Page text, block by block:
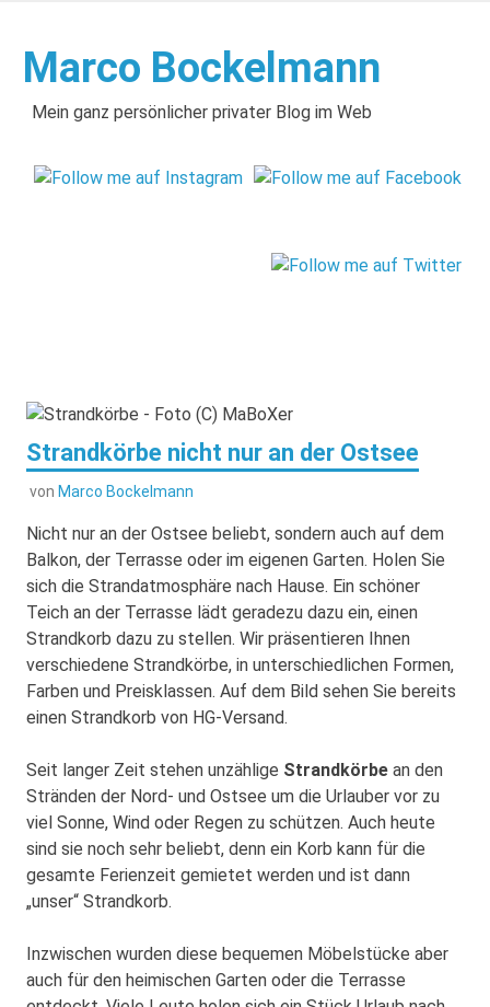
springen
Marco Bockelmann
Mein ganz persönlicher privater Blog im Web
Strandkörbe nicht nur an der Ostsee
von Marco Bockelmann
Nicht nur an der Ostsee beliebt, sondern auch auf dem
Balkon, der Terrasse oder im eigenen Garten. Holen Sie
sich die Strandatmosphäre nach Hause. Ein schöner
Teich an der Terrasse lädt geradezu dazu ein, einen
Strandkorb dazu zu stellen. Wir präsentieren Ihnen
verschiedene Strandkörbe, in unterschiedlichen Formen,
Farben und Preisklassen. Auf dem Bild sehen Sie bereits
einen Strandkorb von HG-Versand.
Seit langer Zeit stehen unzählige Strandkörbe an den
Stränden der Nord- und Ostsee um die Urlauber vor zu
viel Sonne, Wind oder Regen zu schützen. Auch heute
sind sie noch sehr beliebt, denn ein Korb kann für die
gesamte Ferienzeit gemietet werden und ist dann
„unser“ Strandkorb.
Inzwischen wurden diese bequemen Möbelstücke aber
auch für den heimischen Garten oder die Terrasse